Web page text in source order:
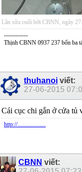
Lần sửa cuối bởi CBNN, ngày
------------
Thịnh CBNN 0937 237 bốn ba
thuhanoi viết:
27-06-2015
Cái cục chi gắn ở cửa tủ
http://...................
CBNN viết: